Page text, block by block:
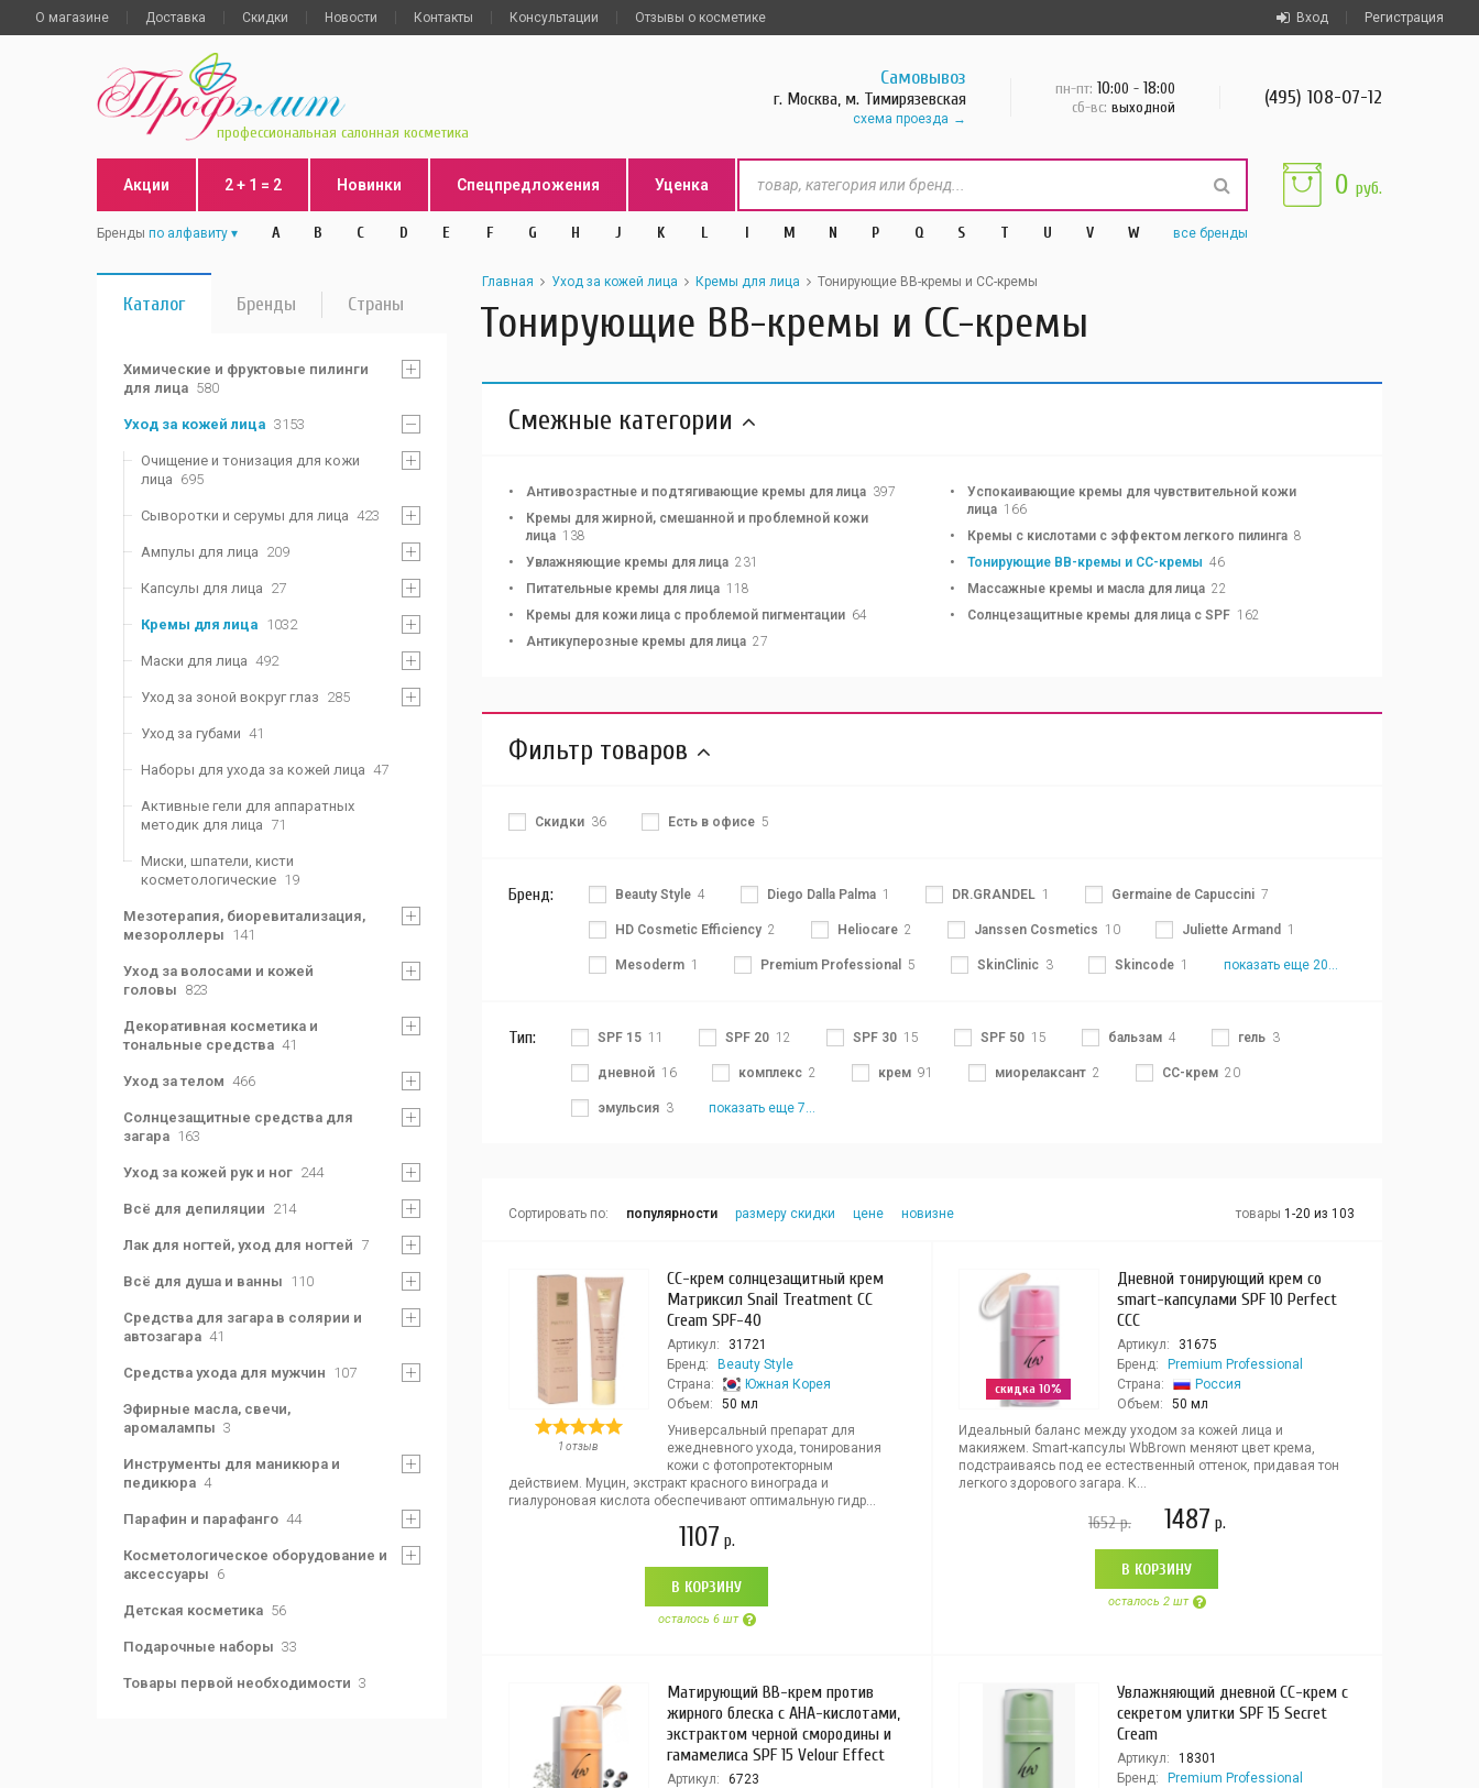
Вход Регистрация
О магазине Доставка Скидки Новости Контакты Консультации Отзывы о косметике
профессиональная салонная косметика
Самовывоз
г. Москва, м. Тимирязевская
схема проезда
пн-пт: 10:00 - 18:00
сб-вс: выходной (495) 108-07-12
Акции 2 + 1 = 2 Новинки Спецпредложения Уценка
Бренды по алфавиту A B C D E F G H J K L l M N P Q S T U V W все бренды
0 руб.
Каталог Бренды Страны
Химические и фруктовые пилинги
для лица 580
Уход за кожей лица 3153
Очищение и тонизация для кожи
лица 695
Сыворотки и серумы для лица 423
Ампулы для лица 209
Капсулы для лица 27
Кремы для лица 1032
Маски для лица 492
Уход за зоной вокруг глаз 285
Уход за губами 41
Наборы для ухода за кожей лица 47
Активные гели для аппаратных
методик для лица 71
Миски, шпатели, кисти
косметологические 19
Мезотерапия, биоревитализация,
мезороллеры 141
Уход за волосами и кожей
головы 823
Декоративная косметика и
тональные средства 41
Уход за телом 466
Солнцезащитные средства для
загара 163
Уход за кожей рук и ног 244
Всё для депиляции 214
Лак для ногтей, уход для ногтей 7
Всё для душа и ванны 110
Средства для загара в солярии и
автозагара 41
Средства ухода для мужчин 107
Эфирные масла, свечи,
аромалампы 3
Инструменты для маникюра и
педикюра 4
Парафин и парафанго 44
Косметологическое оборудование и
аксессуары 6
Детская косметика 56
Подарочные наборы 33
Товары первой необходимости 3
Главная Уход за кожей лица Кремы для лица Тонирующие BB-кремы и CC-кремы
Тонирующие BB-кремы и CC-кремы
Смежные категории
Антивозрастные и подтягивающие кремы для лица 397
Кремы для жирной, смешанной и проблемной кожи
лица 138
Увлажняющие кремы для лица 231
Питательные кремы для лица 118
Кремы для кожи лица с проблемой пигментации 64
Антикуперозные кремы для лица 27
Успокаивающие кремы для чувствительной кожи
лица 166
Кремы с кислотами с эффектом легкого пилинга 8
Тонирующие BB-кремы и CC-кремы 46
Массажные кремы и масла для лица 22
Солнцезащитные кремы для лица с SPF 162
Фильтр товаров
Скидки 36 Есть в офисе 5
Бренд: Beauty Style 4 Diego Dalla Palma 1 DR.GRANDEL 1 Germaine de Capuccini 7
HD Cosmetic Efficiency 2 Heliocare 2 Janssen Cosmetics 10 Juliette Armand 1
Mesoderm 1 Premium Professional 5 SkinClinic 3 Skincode 1 показать еще 20...
Тип: SPF 15 11 SPF 20 12 SPF 30 15 SPF 50 15 бальзам 4 гель 3
дневной 16 комплекс 2 крем 91 миорелаксант 2 СС-крем 20
эмульсия 3 показать еще 7...
Сортировать по: популярности размеру скидки цене новизне товары 1-20 из 103
1 отзыв
СС-крем солнцезащитный крем
Матриксил Snail Treatment CC
Cream SPF-40
Артикул:
31721
Бренд:
Beauty Style
Страна:
Южная Корея
Объем:
50 мл
Универсальный препарат для
ежедневного ухода, тонирования
кожи с фотопротекторным
действием. Муцин, экстракт красного винограда и
гиалуроновая кислота обеспечивают оптимальную гидр...
1107 р.
В КОРЗИНУ
осталось 6 шт
скидка 10%
Дневной тонирующий крем со
smart-капсулами SPF 10 Perfect
CCC
Артикул:
31675
Бренд:
Premium Professional
Страна:
Россия
Объем:
50 мл
Идеальный баланс между уходом за кожей лица и
макияжем. Smart-капсулы WbBrown меняют цвет крема,
подстраиваясь под ее естественный оттенок, придавая тон
легкого здорового загара. К...
1652р. 1487 р.
В КОРЗИНУ
осталось 2 шт
Матирующий BB-крем против
жирного блеска с AHA-кислотами,
экстрактом черной смородины и
гамамелиса SPF 15 Velour Effect
Артикул:
6723
Увлажняющий дневной СС-крем с
секретом улитки SPF 15 Secret
Cream
Артикул:
18301
Бренд:
Premium Professional